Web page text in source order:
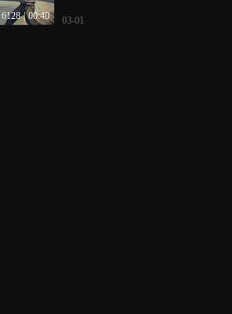
6128 | 00:40 03-01